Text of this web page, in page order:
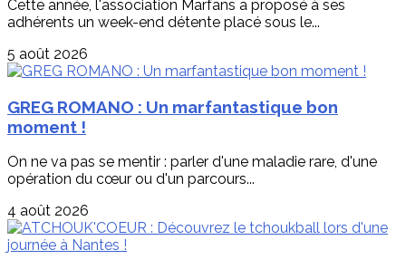
Cette année, l'association Marfans a proposé à ses
adhérents un week-end détente placé sous le...
5 août 2026
GREG ROMANO : Un marfantastique bon
moment !
On ne va pas se mentir : parler d'une maladie rare, d'une
opération du cœur ou d'un parcours...
4 août 2026